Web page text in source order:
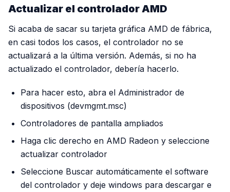
Actualizar el controlador AMD
Si acaba de sacar su tarjeta gráfica AMD de fábrica,
en casi todos los casos, el controlador no se
actualizará a la última versión. Además, si no ha
actualizado el controlador, debería hacerlo.
Para hacer esto, abra el Administrador de
dispositivos (devmgmt.msc)
Controladores de pantalla ampliados
Haga clic derecho en AMD Radeon y seleccione
actualizar controlador
Seleccione Buscar automáticamente el software
del controlador y deje windows para descargar e